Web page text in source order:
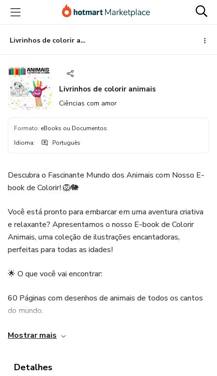
para
conteúdo
principal
para
pagamento
para
rodapé
Livrinhos de colorir animais
Livrinhos de colorir animais
Ciências com amor
Formato: eBooks ou Documentos
Idioma: Português
Descubra o Fascinante Mundo dos Animais com Nosso E-
book de Colorir! 🦁🐘
Você está pronto para embarcar em uma aventura criativa
e relaxante? Apresentamos o nosso E-book de Colorir
Animais, uma coleção de ilustrações encantadoras,
perfeitas para todas as idades!
🌟 O que você vai encontrar:
60 Páginas com desenhos de animais de todos os cantos
do mundo.
Nível de detalhe variado: desde formas simples para os
Mostrar mais
Detalhes